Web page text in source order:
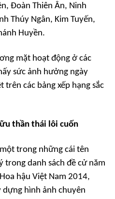
Đoàn Thiên Ân, Ninh
Thúy Ngân, Kim Tuyến,
Huyền.
mặt hoạt động ở các
sức ảnh hưởng ngày
trên các bảng xếp hạng sắc
thần thái lôi cuốn
trong những cái tên
trong danh sách đề cử năm
hậu Việt Nam 2014,
hình ảnh chuyên